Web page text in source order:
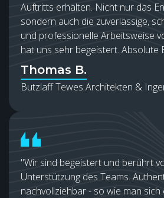
Auftritts erhalten. Nicht nur das
sondern auch die zuverlässige,
und professionelle Arbeitsweise
hat uns sehr begeistert. Absolute
Thomas B.
Butzlaff Tewes Architekten &
"Wir sind begeistert und berührt
Unterstützung des Teams.
nachvollziehbar - so wie man